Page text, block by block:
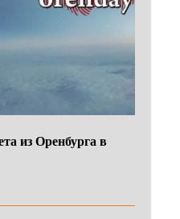
из Оренбурга в